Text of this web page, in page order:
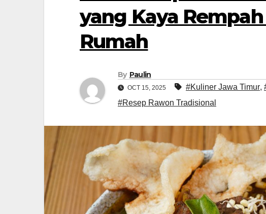
yang Kaya
Rumah
By Paulin
OCT 15, 2025 #Kuliner Jawa Timur,
#Resep Rawon Tradisional